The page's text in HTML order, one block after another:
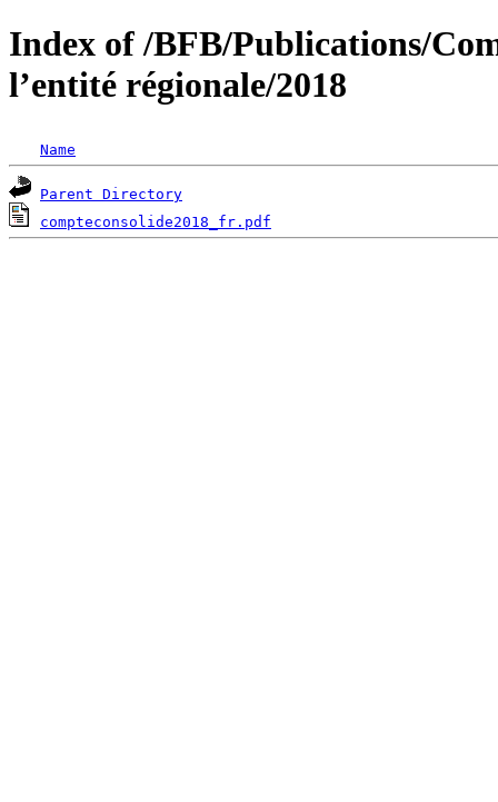
Index of /BFB/Publications/
l’entité régionale/2018
Name
Parent Directory
compteconsolide2018_fr.pdf